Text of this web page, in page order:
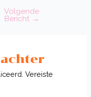
Volgende
Bericht →
Vereiste